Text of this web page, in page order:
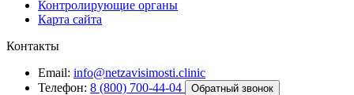
Контролирующие органы
Карта сайта
Контакты
Email: info@netzavisimosti.clinic
Телефон: 8 (800) 700-44-04 Обратный звонок